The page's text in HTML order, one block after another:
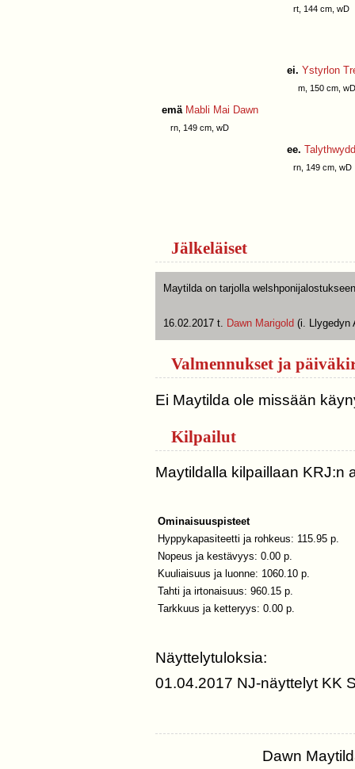
rt, 144 cm, wD
emä Mabli Mai Dawn
rn, 149 cm, wD
ei. Ystyrlon
m, 150 cm, wD
ee.
rn, 149 cm, wD
Jälkeläiset
Maytilda on tarjolla
16.02.2017 t. Dawn Marigold (i. Llygedyn
Valmennukset ja
Ei Maytilda ole missään
Kilpailut
Maytildalla kilpaillaan KRJ:n
Ominaisuuspisteet
Hyppykapasiteetti ja rohkeus: 115.95 p.
Nopeus ja kestävyys: 0.00 p.
Kuuliaisuus ja luonne: 1060.10 p.
Tahti ja irtonaisuus: 960.15 p.
Tarkkuus ja ketteryys: 0.00 p.
Näyttelytuloksia:
01.04.2017 NJ-näyttelyt KK
Dawn